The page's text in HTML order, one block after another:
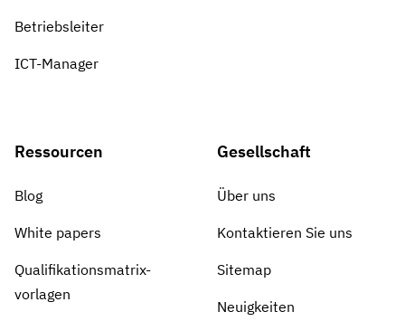
Betriebsleiter
ICT-Manager
Ressourcen
Blog
White papers
Qualifikationsmatrix-
vorlagen
Gesellschaft
Über uns
Kontaktieren Sie uns
Sitemap
Neuigkeiten